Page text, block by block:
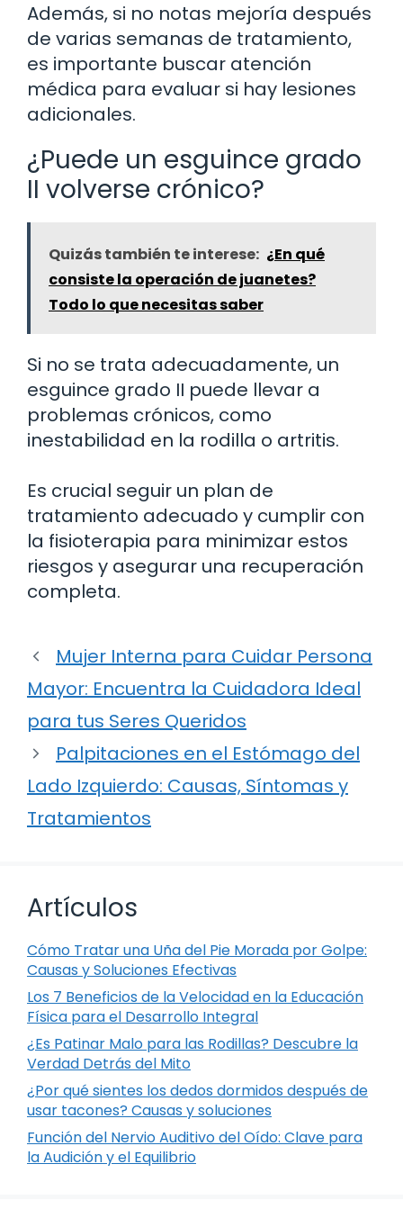
Además, si no notas mejoría después
de varias semanas de tratamiento,
es importante buscar atención
médica para evaluar si hay lesiones
adicionales.
¿Puede un esguince grado
II volverse crónico?
Quizás también te interese: ¿En qué
consiste la operación de juanetes?
Todo lo que necesitas saber
Si no se trata adecuadamente, un
esguince grado II puede llevar a
problemas crónicos, como
inestabilidad en la rodilla o artritis.
Es crucial seguir un plan de
tratamiento adecuado y cumplir con
la fisioterapia para minimizar estos
riesgos y asegurar una recuperación
completa.
Mujer Interna para Cuidar Persona
Mayor: Encuentra la Cuidadora Ideal
para tus Seres Queridos
Palpitaciones en el Estómago del
Lado Izquierdo: Causas, Síntomas y
Tratamientos
Artículos
Cómo Tratar una Uña del Pie Morada por Golpe:
Causas y Soluciones Efectivas
Los 7 Beneficios de la Velocidad en la Educación
Física para el Desarrollo Integral
¿Es Patinar Malo para las Rodillas? Descubre la
Verdad Detrás del Mito
¿Por qué sientes los dedos dormidos después de
usar tacones? Causas y soluciones
Función del Nervio Auditivo del Oído: Clave para
la Audición y el Equilibrio